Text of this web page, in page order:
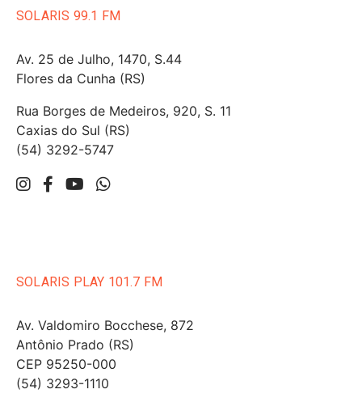
SOLARIS 99.1 FM
Av. 25 de Julho, 1470, S.44
Flores da Cunha (RS)
Rua Borges de Medeiros, 920, S. 11
Caxias do Sul (RS)
(54) 3292-5747
SOLARIS PLAY 101.7 FM
Av. Valdomiro Bocchese, 872
Antônio Prado (RS)
CEP 95250-000
(54) 3293-1110